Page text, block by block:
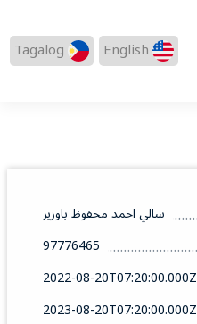
English
Tagalog
سالي احمد محفوظ باوزير
97776465
2022-08-20T07:20:00.000Z
2023-08-20T07:20:00.000Z